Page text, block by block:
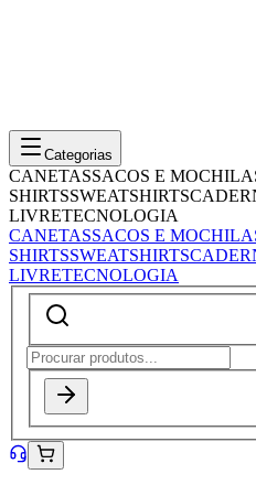
Categorias
CANETASSACOS E
SHIRTSSWEATSHIRTS
LIVRETECNOLOGIA
CANETASSACOS E
SHIRTSSWEATSHIRTS
LIVRETECNOLOGIA